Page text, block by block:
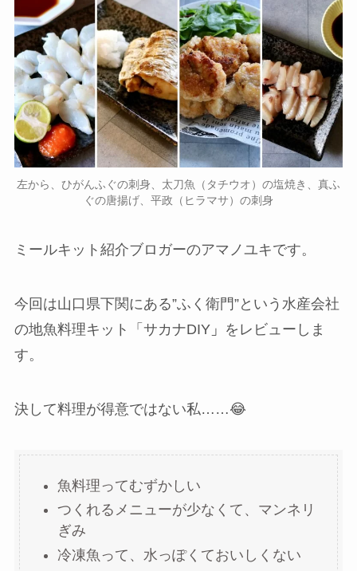
左から、ひがんふぐの刺身、太刀魚（タチウオ）の塩焼き、真ふ
ぐの唐揚げ、平政（ヒラマサ）の刺身
ミールキット紹介ブロガーのアマノユキです。
今回は山口県下関にある”ふく衛門”という水産会社
の地魚料理キット「 サカナDIY」 をレビューしま
す。
決して料理が得意ではない私……😂
魚料理ってむずかしい
つくれるメニューが少なくて、マンネリ
ぎみ
冷凍魚って、水っぽくておいしくない